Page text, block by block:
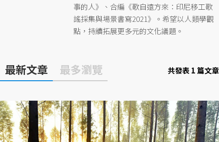
事的人》、合編《歌自遠方來：印尼移工歌
謠採集與場景書寫2021》。希望以人類學觀
點，持續拓展更多元的文化議題。
最新文章 最多瀏覽 共發表 1 篇文章